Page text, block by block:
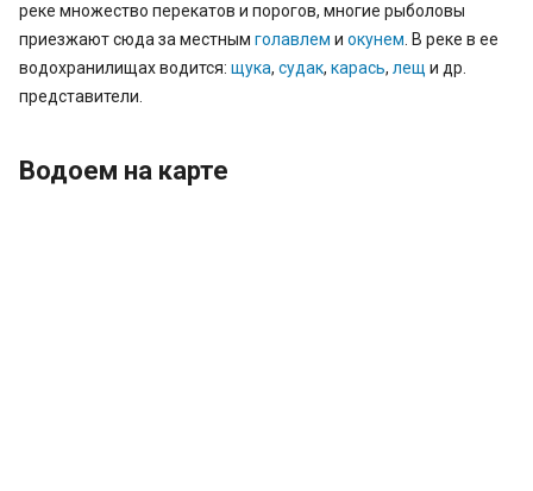
реке множество перекатов и порогов, многие рыболовы
приезжают сюда за местным голавлем и окунем . В реке в ее
водохранилищах водится: щука, судак, карась, лещ и др.
представители.
Водоем на карте